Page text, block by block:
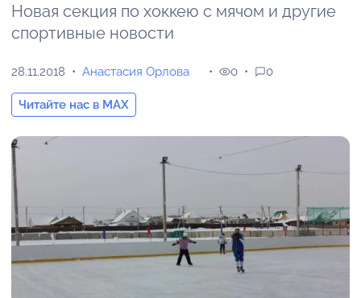
Новая секция по хоккею с мячом и другие
спортивные новости
28.11.2018 Анастасия Орлова
Читайте нас в MAX
0 0